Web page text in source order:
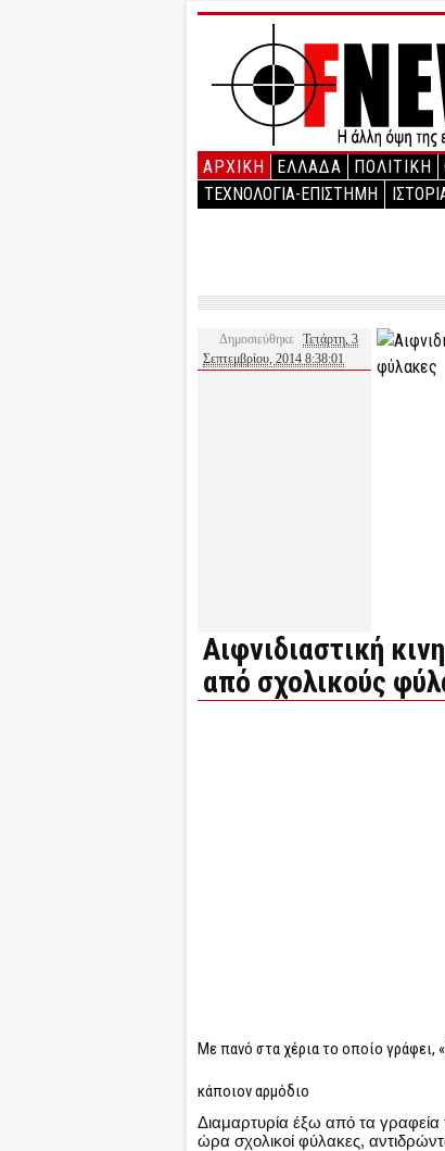
ΑΡΧΙΚΉ ΕΛΛΑΔΑ ΠΟΛΙΤΙΚΗ
ΤΕΧΝΟΛΟΓΙΑ-ΕΠΙΣΤΗΜΗ
Δημοσιεύθηκε Τετάρτη, 3
Σεπτεμβρίου, 2014 8:38:01
Αιφνιδιαστική
από σχολικούς
Με πανό στα χέρια το οποίο γράφει,
κάποιον αρμόδιο
Διαμαρτυρία έξω από τα
ώρα σχολικοί φύλακες,